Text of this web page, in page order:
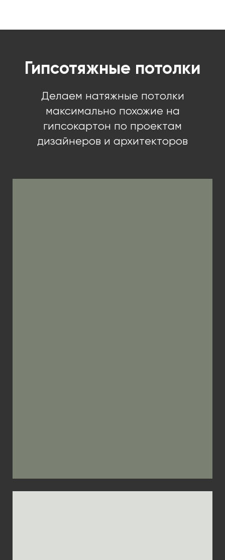
Гипсотяжные потолки
Делаем натяжные потолки
максимально похожие на
гипсокартон по проектам
дизайнеров и архитекторов